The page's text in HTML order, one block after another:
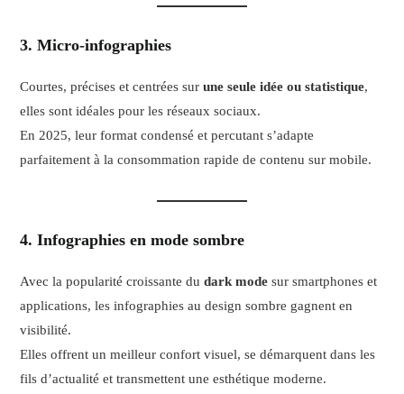
3. Micro-infographies
Courtes, précises et centrées surune seule idée ou statistique,
elles sont idéales pour les réseaux sociaux.
En 2025, leur format condensé et percutant s’adapte
parfaitement à la consommation rapide de contenu sur mobile.
4. Infographies en mode sombre
Avec la popularité croissante dudark mode sur smartphones et
applications, les infographies au design sombre gagnent en
visibilité.
Elles offrent un meilleur confort visuel, se démarquent dans les
fils d’actualité et transmettent une esthétique moderne.